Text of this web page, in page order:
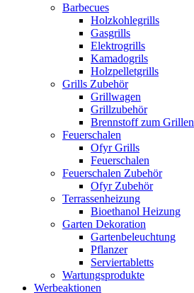
Barbecues
Holzkohlegrills
Gasgrills
Elektrogrills
Kamadogrils
Holzpelletgrills
Grills Zubehör
Grillwagen
Grillzubehör
Brennstoff zum Grillen
Feuerschalen
Ofyr Grills
Feuerschalen
Feuerschalen Zubehör
Ofyr Zubehör
Terrassenheizung
Bioethanol Heizung
Garten Dekoration
Gartenbeleuchtung
Pflanzer
Serviertabletts
Wartungsprodukte
Werbeaktionen